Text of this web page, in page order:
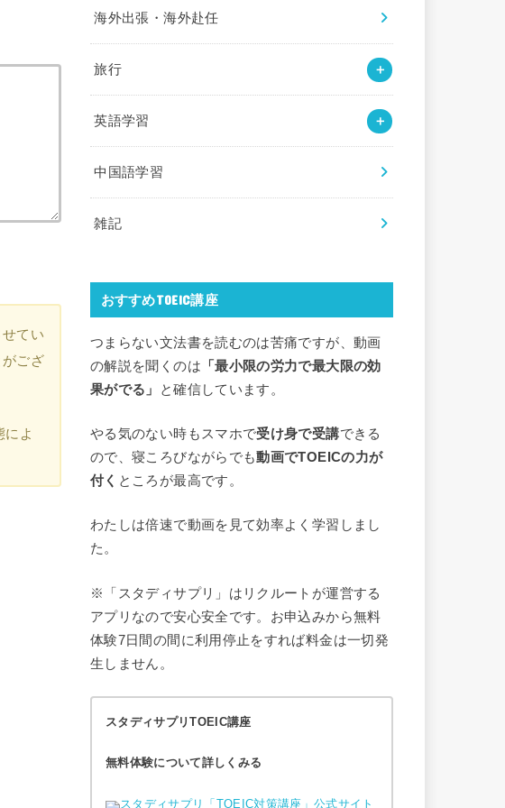
てい
ござ
によ
海外出張・海外赴任
旅行
英語学習
中国語学習
雑記
おすすめTOEIC講座
つまらない文法書を読むのは苦痛ですが、動画
の解説を聞くのは 「最小限の労力で最大限の効
果がでる」
と確信しています。
やる気のない時もスマホで受け身で受講できる
ので、寝ころびながらでも動画でTOEICの力が
付く ところが最高です。
わたしは倍速で動画を見て効率よく学習しまし
た。
※「スタディサプリ」はリクルートが運営する
アプリなので安心安全です。お申込みから無料
体験7日間の間に利用停止をすれば料金は一切発
生しません。
スタディサプリTOEIC講座
無料体験について詳しくみる
スタディサプリ「TOEIC対策講座」公式サイト